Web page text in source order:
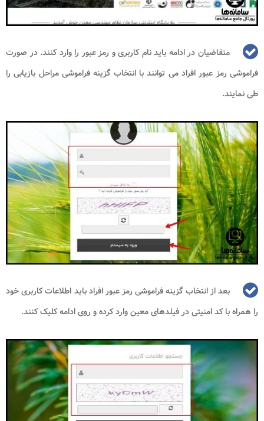
متقاضیان در ادامه باید نام کاربری و رمز عبور را وارد کنند. در صورت
فراموشی رمز عبور افراد می توانند با انتخاب گزینه فراموشی مراحل بازیابی را
طی نمایند.
بعد از انتخاب گزینه فراموشی رمز عبور افراد باید اطلاعات کاربری خود
را همراه با کد امنیتی در فیلدهای معین وارد کرده و روی ادامه کلیک کنند.